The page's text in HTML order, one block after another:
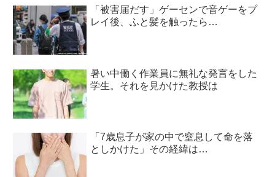
「被害届だす」ゲーセンで音ゲーをプ
レイ後、ふと髪を触ったら…
暑い中働く作業員に無礼な発言をした
学生。それを見かけた教授は
「7歳息子が家の中で窒息して命を落
としかけた」その経緯は…